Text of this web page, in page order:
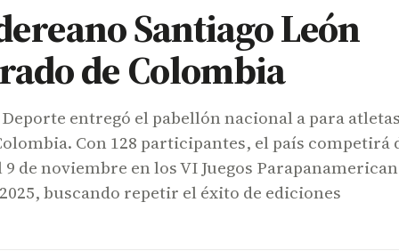
Santiago León
de Colombia
entregó el pabellón nacional a para
Con 128 participantes, el país competirá
de noviembre en los VI Juegos
buscando repetir el éxito de ediciones